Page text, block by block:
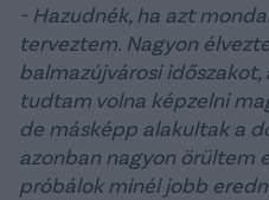
- Hazudnék, ha azt
terveztem. Nagyon
balmazújvárosi
tudtam volna képzelni
de másképp alakultak a
azonban nagyon örültem
próbálok minél jobb